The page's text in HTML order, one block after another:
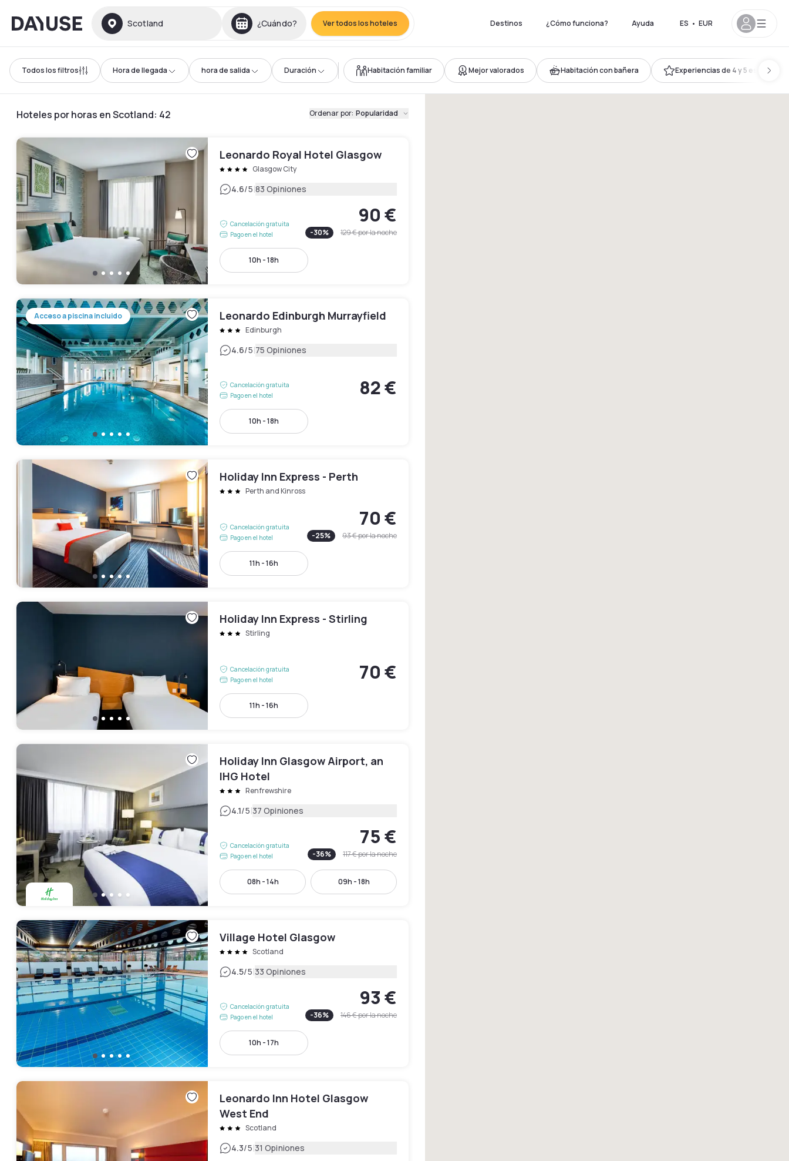
Dayuse Scotland ¿Cuándo? Ver todos los hoteles Destinos ¿Cómo funciona? Ayuda ES • EUR
Todos los filtros Hora de llegada hora de salida Duración Habitación familiar Mejor valorados Habitación con bañera Experiencias de 4 y 5 estrellas
Hoteles por horas en Scotland: 42 Ordenar por: Popularidad
Leonardo Royal Hotel Glasgow
Glasgow City
4.6/5|83 Opiniones
Cancelación gratuita
Pago en el hotel
90 €
-30% 129 €por la noche
10h - 18h
Acceso a piscina incluido Leonardo Edinburgh Murrayfield
Edinburgh
4.6/5|75 Opiniones
Cancelación gratuita
Pago en el hotel
82 €
10h - 18h
Holiday Inn Express - Perth
Perth and Kinross
Cancelación gratuita
Pago en el hotel
70 €
-25% 93 €por la noche
11h - 16h
Holiday Inn Express - Stirling
Stirling
Cancelación gratuita
Pago en el hotel
70 €
11h - 16h
Holiday Inn Glasgow Airport, an
IHG Hotel
Renfrewshire
4.1/5|37 Opiniones
Cancelación gratuita
Pago en el hotel
75 €
-36% 117 €por la noche
08h - 14h 09h - 18h
Village Hotel Glasgow
Scotland
4.5/5|33 Opiniones
Cancelación gratuita
Pago en el hotel
93 €
-36% 146 €por la noche
10h - 17h
Leonardo Inn Hotel Glasgow
West End
Scotland
4.3/5|31 Opiniones